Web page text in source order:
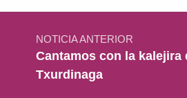
Navegación de entradas
NOTICIA ANTERIOR
Cantamos con la kalejira
Txurdinaga